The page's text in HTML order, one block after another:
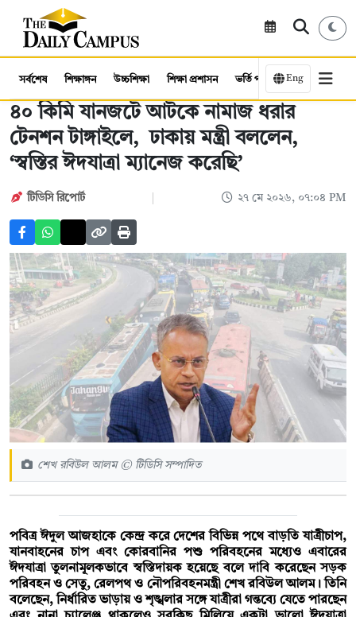
সর্বশেষ শিক্ষাঙ্গন উচ্চশিক্ষা শিক্ষা প্রশাসন ভর্তি পরীক্ষা কর্মসংস্থান
Eng
৪০ কিমি যানজটে আটকে নামাজ ধরার
টেনশন টাঙ্গাইলে, ঢাকায় মন্ত্রী বললেন,
‘স্বস্তির ঈদযাত্রা ম্যানেজ করেছি’
টিডিসি রিপোর্ট ২৭ মে ২০২৬, ০৭:০৪ PM
শেখ রবিউল আলম © টিডিসি সম্পাদিত
পবিত্র ঈদুল আজহাকে কেন্দ্র করে দেশের বিভিন্ন পথে বাড়তি যাত্রীচাপ,
যানবাহনের চাপ এবং কোরবানির পশু পরিবহনের মধ্যেও এবারের
ঈদযাত্রা তুলনামূলকভাবে স্বস্তিদায়ক হয়েছে বলে দাবি করেছেন সড়ক
পরিবহন ও সেতু, রেলপথ ও নৌপরিবহনমন্ত্রী শেখ রবিউল আলম। তিনি
বলেছেন, নির্ধারিত ভাড়ায় ও শৃঙ্খলার সঙ্গে যাত্রীরা গন্তব্যে যেতে পারছেন